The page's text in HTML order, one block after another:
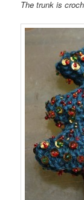
The trunk is